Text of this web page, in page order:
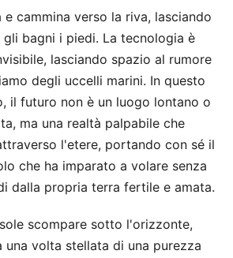
e cammina verso la riva, lasciando
bagni i piedi. La tecnologia è
lasciando spazio al rumore
degli uccelli marini. In questo
il futuro non è un luogo lontano o
ma una realtà palpabile che
l'etere, portando con sé il
che ha imparato a volare senza
dalla propria terra fertile e amata.
scompare sotto l'orizzonte,
una volta stellata di una purezza